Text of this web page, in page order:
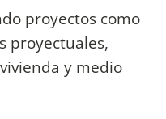
proyectos como
proyectuales,
y medio